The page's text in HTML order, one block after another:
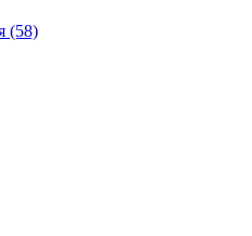
(58)